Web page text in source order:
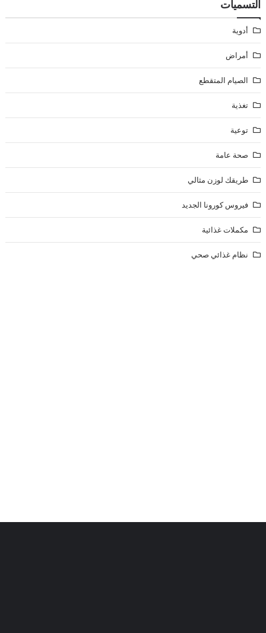
التسميات
أدوية
أمراض
الصيام المتقطع
تغذية
توعية
صحة عامة
طريقك لوزن مثالي
فيروس كورونا الجديد
مكملات غذائية
نظام غذائي صحي